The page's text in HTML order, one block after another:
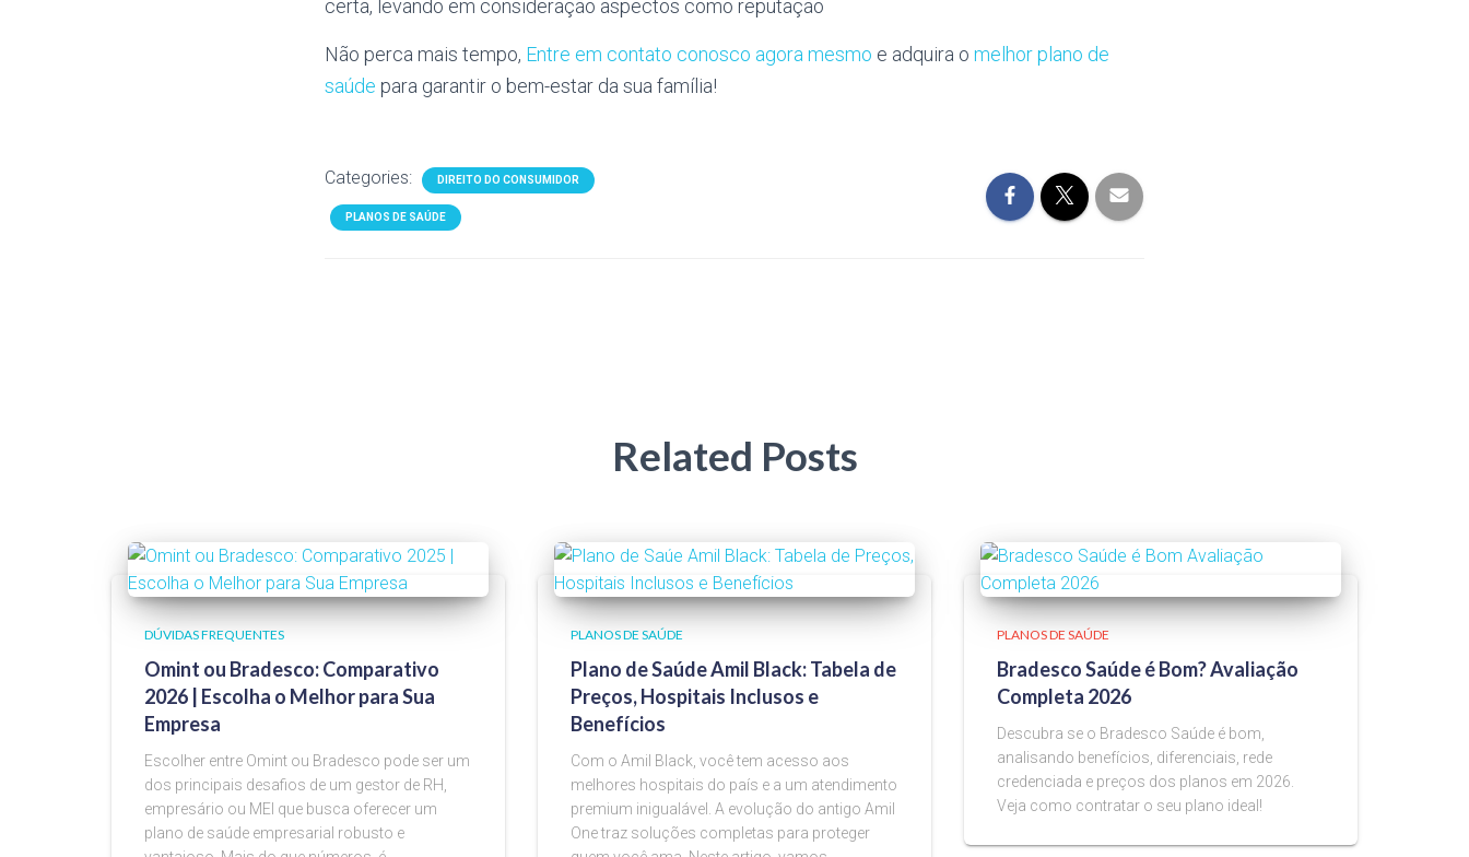
certa, levando em consideração aspectos como reputação
Não perca mais tempo, Entre em contato conosco agora mesmo e adquira o melhor plano de
saúde para garantir o bem-estar da sua família!
Categories: DIREITO DO CONSUMIDOR
PLANOS DE SAÚDE
Related Posts
DÚVIDAS FREQUENTES
Omint ou Bradesco: Comparativo
2026 | Escolha o Melhor para Sua
Empresa
Escolher entre Omint ou Bradesco pode ser um
dos principais desafios de um gestor de RH,
empresário ou MEI que busca oferecer um
plano de saúde empresarial robusto e
PLANOS DE SAÚDE
Plano de Saúde Amil Black: Tabela de
Preços, Hospitais Inclusos e
Benefícios
Com o Amil Black, você tem acesso aos
melhores hospitais do país e a um atendimento
premium inigualável. A evolução do antigo Amil
One traz soluções completas para proteger
PLANOS DE SAÚDE
Bradesco Saúde é Bom? Avaliação
Completa 2026
Descubra se o Bradesco Saúde é bom,
analisando benefícios, diferenciais, rede
credenciada e preços dos planos em 2026.
Veja como contratar o seu plano ideal!